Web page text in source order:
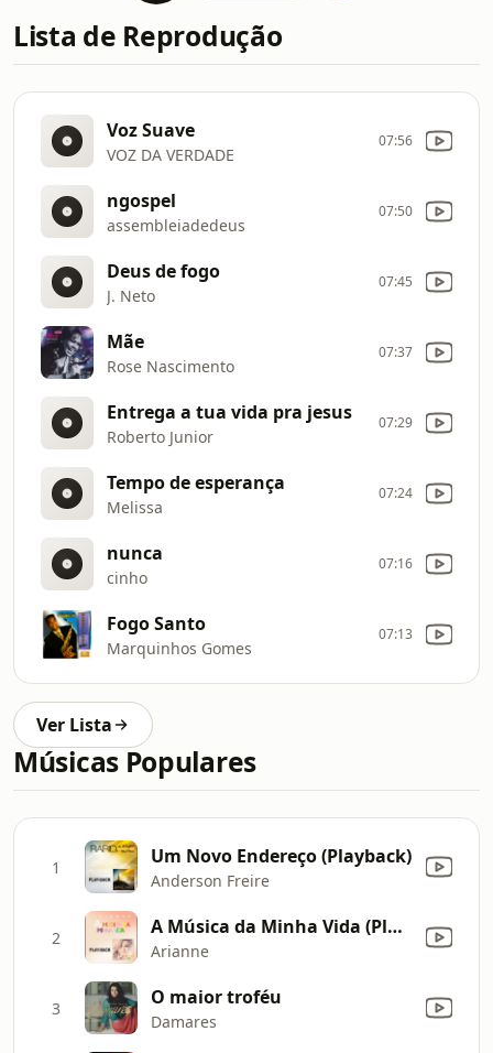
Lista de Reprodução
Voz Suave
VOZ DA VERDADE
07:56
ngospel
assembleiadedeus
07:50
Deus de fogo
J. Neto
07:45
Mãe
Rose Nascimento
07:37
Entrega a tua vida pra jesus
Roberto Junior
07:29
Tempo de esperança
Melissa
07:24
nunca
cinho
07:16
Fogo Santo
Marquinhos Gomes
07:13
Ver Lista
Músicas Populares
1 Um Novo Endereço (Playback)
Anderson Freire
2 A Música da Minha Vida (Playback)
Arianne
3 O maior troféu
Damares